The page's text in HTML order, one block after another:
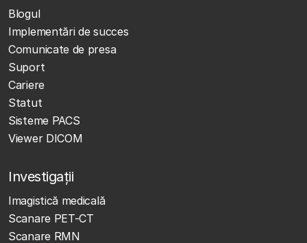
Blogul
Implementări de succes
Comunicate de presa
Suport
Cariere
Statut
Sisteme PACS
Viewer DICOM
Investigații
Imagistică medicală
Scanare PET-CT
Scanare RMN